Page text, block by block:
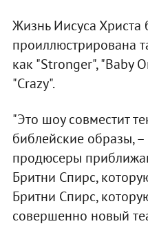
Жизнь Иисуса Христа
проиллюстрирована
как "Stronger", "Baby
"Crazy".
"Это шоу совместит
библейские образы,
продюсеры
Бритни Спирс,
Бритни Спирс,
совершенно новый